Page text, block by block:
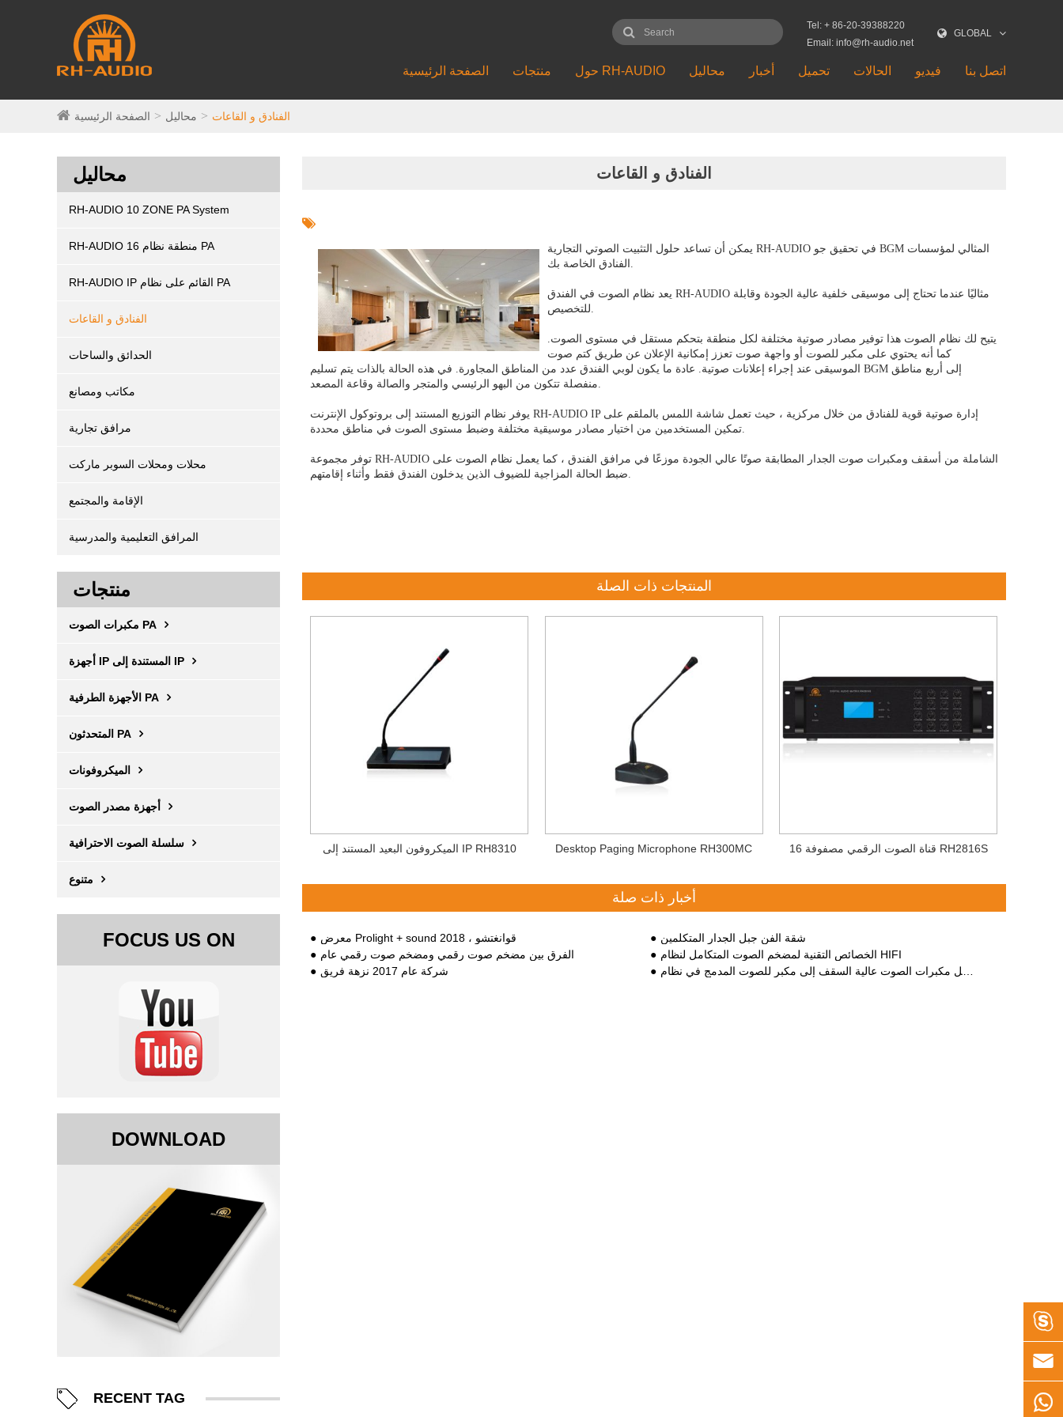
GLOBAL
Tel: + 86-20-39388220
Email: info@rh-audio.net
الصفحة الرئيسية منتجات حول RH-AUDIO محاليل أخبار تحميل الحالات فيديو اتصل بنا
الصفحة الرئيسية محاليل الفنادق و القاعات
محاليل
RH-AUDIO 10 ZONE PA System
RH-AUDIO 16 منطقة نظام PA
RH-AUDIO IP القائم على نظام PA
الفنادق و القاعات
الحدائق والساحات
مكاتب ومصانع
مرافق تجارية
محلات ومحلات السوبر ماركت
الإقامة والمجتمع
المرافق التعليمية والمدرسية
منتجات
مكبرات الصوت PA
أجهزة IP المستندة إلى IP
الأجهزة الطرفية PA
المتحدثون PA
الميكروفونات
أجهزة مصدر الصوت
سلسلة الصوت الاحترافية
متنوع
FOCUS US ON
DOWNLOAD
RECENT TAG
الفنادق و القاعات
يمكن أن تساعد حلول التثبيت الصوتي التجارية RH-AUDIO في تحقيق جو BGM المثالي لمؤسسات
الفنادق الخاصة بك.
يعد نظام الصوت في الفندق RH-AUDIO مثاليًا عندما تحتاج إلى موسيقى خلفية عالية الجودة وقابلة
للتخصيص.
يتيح لك نظام الصوت هذا توفير مصادر صوتية مختلفة لكل منطقة بتحكم مستقل في مستوى الصوت.
كما أنه يحتوي على مكبر للصوت أو واجهة صوت تعزز إمكانية الإعلان عن طريق كتم صوت
الموسيقى عند إجراء إعلانات صوتية. عادة ما يكون لوبي الفندق عدد من المناطق المجاورة. في هذه الحالة بالذات يتم تسليم BGM إلى أربع مناطق
منفصلة تتكون من البهو الرئيسي والمتجر والصالة وقاعة المصعد.
يوفر نظام التوزيع المستند إلى بروتوكول الإنترنت RH-AUDIO IP إدارة صوتية قوية للفنادق من خلال مركزية ، حيث تعمل شاشة اللمس بالملقم على
تمكين المستخدمين من اختيار مصادر موسيقية مختلفة وضبط مستوى الصوت في مناطق محددة.
توفر مجموعة RH-AUDIO الشاملة من أسقف ومكبرات صوت الجدار المطابقة صوتًا عالي الجودة موزعًا في مرافق الفندق ، كما يعمل نظام الصوت على
ضبط الحالة المزاجية للضيوف الذين يدخلون الفندق فقط وأثناء إقامتهم.
المنتجات ذات الصلة
الميكروفون البعيد المستند إلى IP RH8310 Desktop Paging Microphone RH300MC 16 قناة الصوت الرقمي مصفوفة RH2816S
أخبار ذات صلة
معرض Prolight + sound 2018 ، قوانغتشو
شقة الفن جبل الجدار المتكلمين
الفرق بين مضخم صوت رقمي ومضخم صوت رقمي عام
الخصائص التقنية لمضخم الصوت المتكامل لنظام HIFI
شركة عام 2017 نزهة فريق


